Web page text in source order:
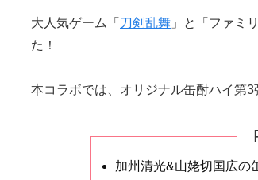
大人気ゲーム「 刀剣乱舞 」と「ファミ
た！
本コラボでは、オリジナル缶酎ハイ第
加州清光&山姥切国広の